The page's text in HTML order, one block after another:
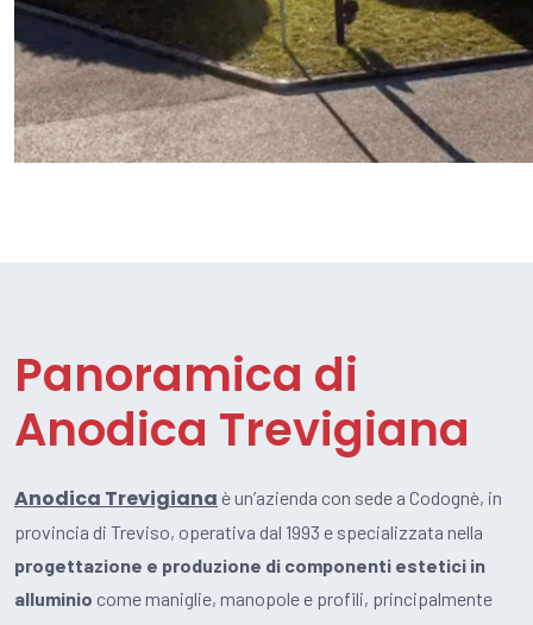
Panoramica di
Anodica Trevigiana
Anodica Trevigiana è un’azienda con sede a Codognè, in
provincia di Treviso, operativa dal 1993 e specializzata nella
progettazione e produzione di componenti estetici in
alluminio come maniglie, manopole e profili, principalmente